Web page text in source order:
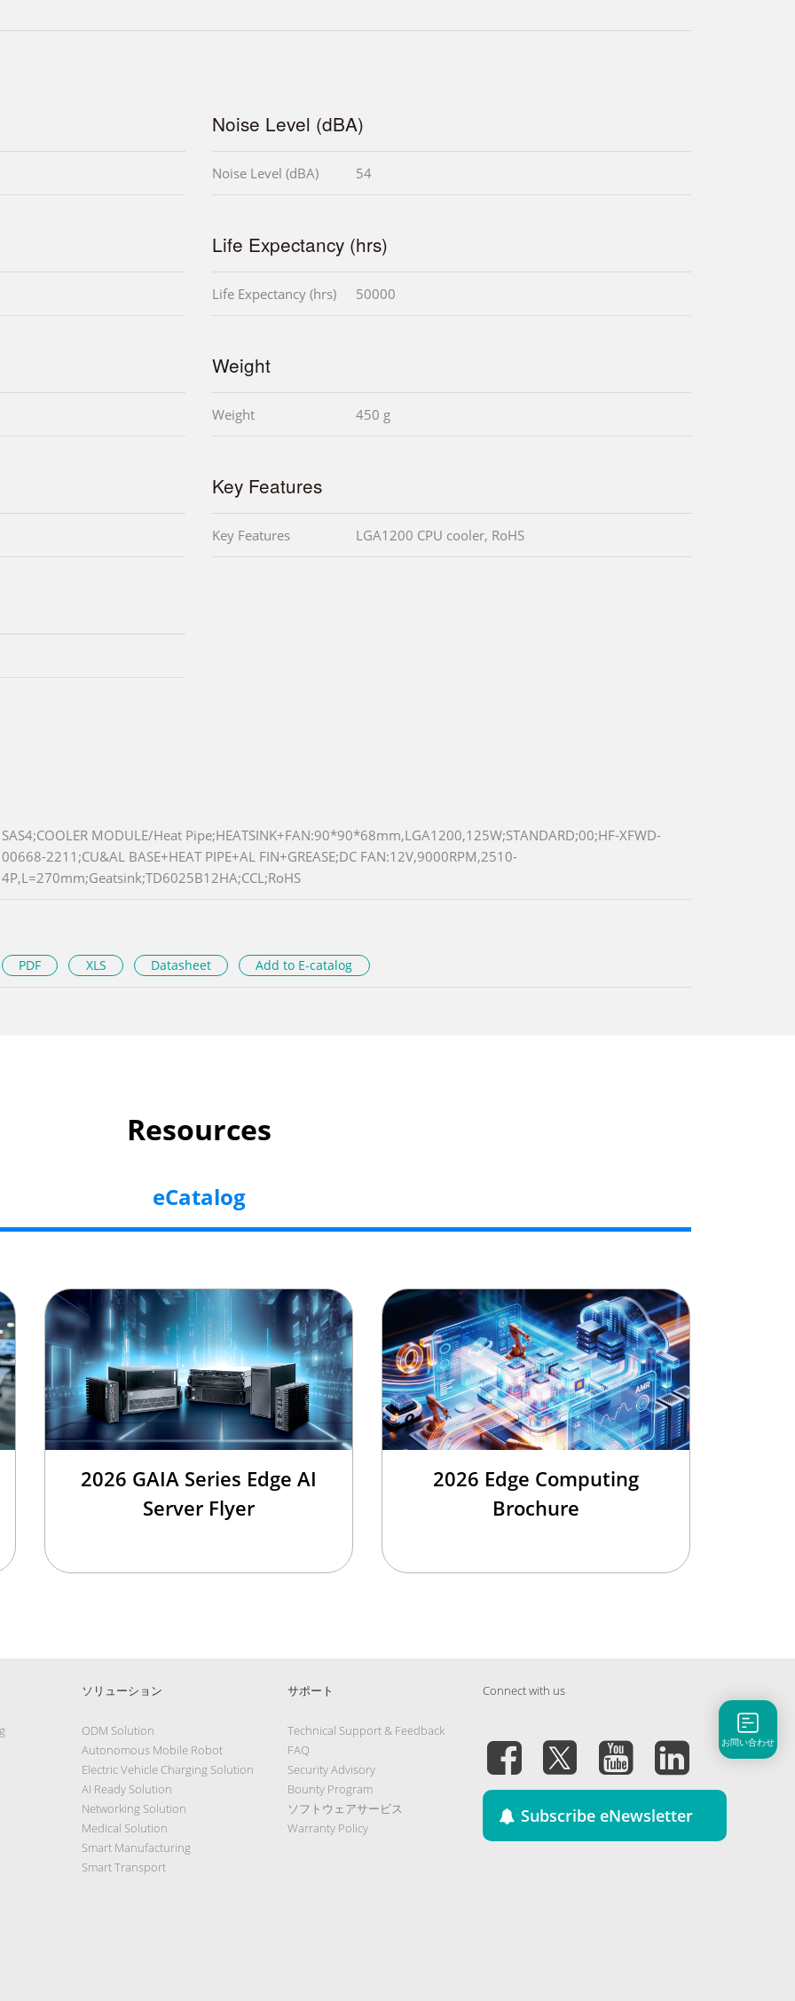
Noise Level (dBA)
Noise Level (dBA) 54
Life Expectancy (hrs)
Life Expectancy (hrs) 50000
Weight
Weight 450 g
Key Features
Key Features LGA1200 CPU cooler, RoHS
SAS4;COOLER MODULE/Heat Pipe;HEATSINK+FAN:90*90*68mm,LGA1200,125W;STANDARD;00;HF-XFWD-
00668-2211;CU&AL BASE+HEAT PIPE+AL FIN+GREASE;DC FAN:12V,9000RPM,2510-
4P,L=270mm;Geatsink;TD6025B12HA;CCL;RoHS
PDF XLS Datasheet Add to E-catalog
Resources
eCatalog
2026 GAIA Series Edge AI
Server Flyer
2026 Edge Computing
Brochure
ソリューション
ODM Solution
Autonomous Mobile Robot
Electric Vehicle Charging Solution
AI Ready Solution
Networking Solution
Medical Solution
Smart Manufacturing
Smart Transport
サポート
Technical Support & Feedback
FAQ
Security Advisory
Bounty Program
ソフトウェアサービス
Warranty Policy
Connect with us
Subscribe eNewsletter
お問い合わせ